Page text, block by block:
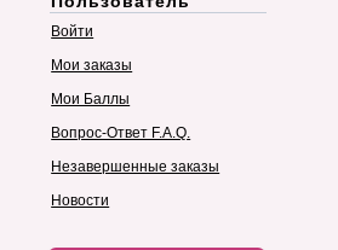
Войти
Мои заказы
Мои Баллы
Вопрос-Ответ F.A.Q.
Незавершенные заказы
Новости